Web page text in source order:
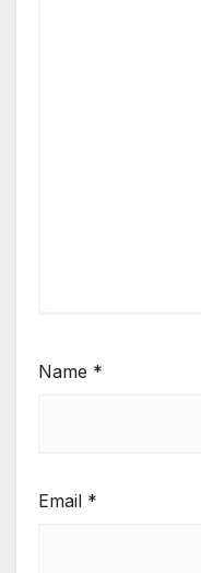
Name *
Email *